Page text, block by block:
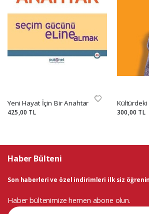
Yeni Hayat İçin Bir Anahtar
425,00 TL 300,00 TL
Haber Bülteni
Son haberleri ve özel indirimleri ilk siz
Haber bültenimize hemen abone olun.